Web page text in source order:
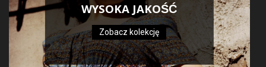
WYSOKA JAKOŚĆ
Zobacz kolekcję